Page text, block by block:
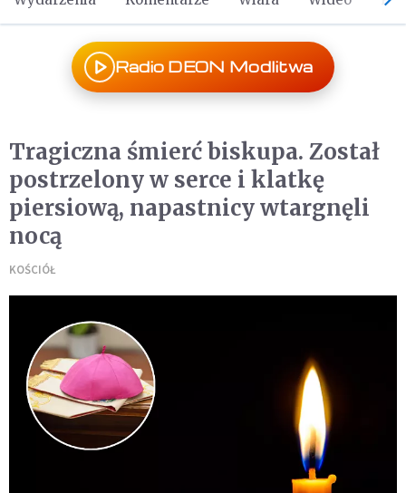
Radio DEON Modlitwa
Tragiczna śmierć biskupa. Został
postrzelony w serce i klatkę
piersiową, napastnicy wtargnęli
nocą
KOŚCIÓŁ